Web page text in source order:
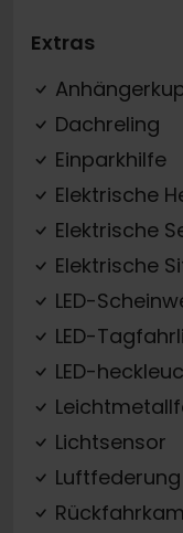
Extras
Dachreling
Einparkhilfe
Elektrische
Elektrische
Elektrische
LED-
LED-
LED-
Lichtsensor
Luftfederung